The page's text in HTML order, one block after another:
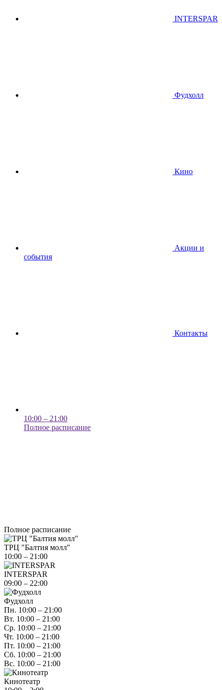
INTERSPAR
Фудхолл
Кино
Акции и
события
Контакты
10:00 – 21:00
Полное расписание
Полное расписание
ТРЦ "Балтия молл"
10:00 – 21:00
INTERSPAR
09:00 – 22:00
Фудхолл
Пн. 10:00 – 21:00
Вт. 10:00 – 21:00
Ср. 10:00 – 21:00
Чт. 10:00 – 21:00
Пт. 10:00 – 21:00
Сб. 10:00 – 21:00
Вс. 10:00 – 21:00
Кинотеатр